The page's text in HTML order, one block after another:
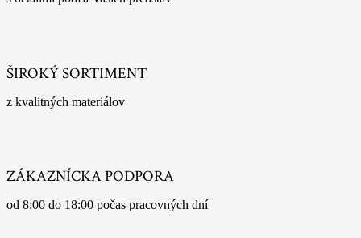
ŠIROKÝ SORTIMENT
z kvalitných materiálov
ZÁKAZNÍCKA PODPORA
od 8:00 do 18:00 počas pracovných dní